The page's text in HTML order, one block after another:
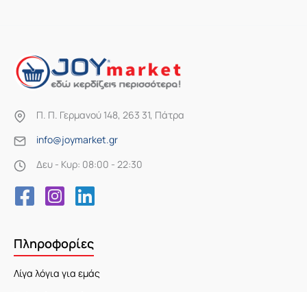
Π. Π. Γερμανού 148, 263 31, Πάτρα
info@joymarket.gr
Δευ - Κυρ: 08:00 - 22:30
Πληροφορίες
Λίγα λόγια για εμάς